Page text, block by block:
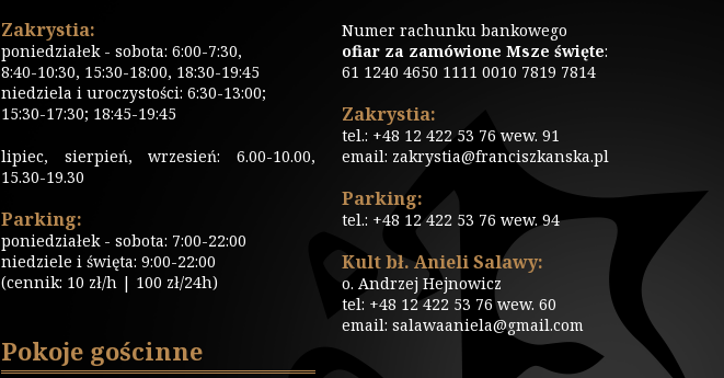
Zakrystia:
poniedziałek - sobota: 6:00-7:30,
8:40-10:30, 15:30-18:00, 18:30-19:45
niedziela i uroczystości: 6:30-13:00;
15:30-17:30; 18:45-19:45
lipiec, sierpień, wrzesień: 6.00-10.00,
15.30-19.30
Parking:
poniedziałek - sobota: 7:00-22:00
niedziele i święta: 9:00-22:00
(cennik: 10 zł/h | 100 zł/24h)
Pokoje gościnne
Numer rachunku bankowego
ofiar za zamówione Msze święte:
61 1240 4650 1111 0010 7819 7814
Zakrystia:
tel.: +48 12 422 53 76 wew. 91
email: zakrystia@franciszkanska.pl
Parking:
tel.: +48 12 422 53 76 wew. 94
Kult bł. Anieli Salawy:
o. Andrzej Hejnowicz
tel: +48 12 422 53 76 wew. 60
email: salawaaniela@gmail.com